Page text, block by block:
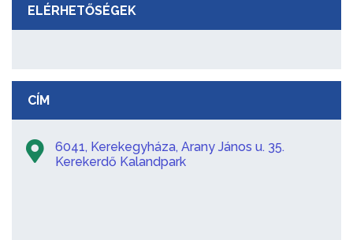
ELÉRHETŐSÉGEK
CÍM
6041, Kerekegyháza, Arany János u. 35.
Kerekerdő Kalandpark